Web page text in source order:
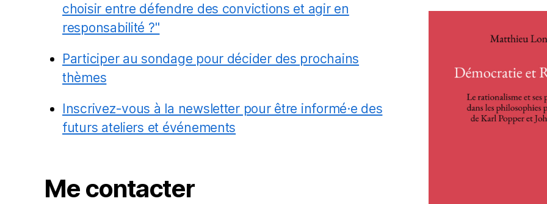
choisir entre défendre des convictions et agir en
responsabilité ?"
Participer au sondage pour décider des prochains
thèmes
Inscrivez-vous à la newsletter pour être informé·e des
futurs ateliers et événements
Me contacter